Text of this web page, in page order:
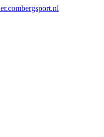
bergsport.nl